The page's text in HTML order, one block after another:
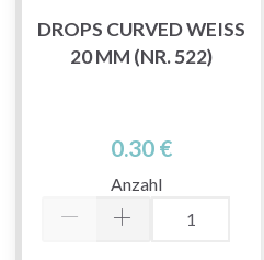
DROPS CURVED WEISS 2
0 MM (NR. 522)
0.30 €
Anzahl